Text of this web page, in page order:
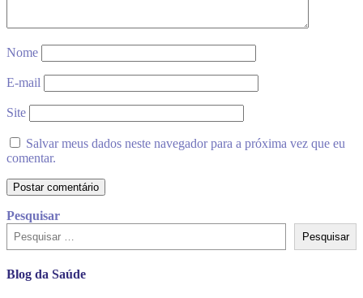
Nome
E-mail
Site
Salvar meus dados neste navegador para a próxima vez que eu
comentar.
Pesquisar
Pesquisar
Blog da Saúde